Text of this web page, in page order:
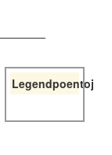
Legendpoentoj